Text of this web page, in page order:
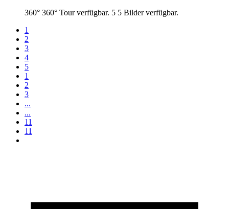
360° 360° Tour verfügbar. 5 5 Bilder verfügbar.
1
2
3
4
5
1
2
3
...
...
11
11